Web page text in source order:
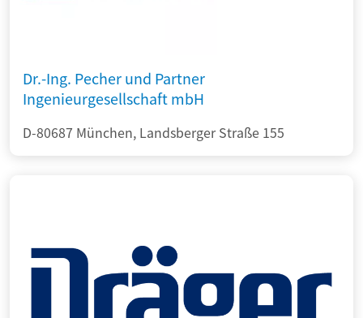
Dr.-Ing. Pecher und Partner
Ingenieurgesellschaft mbH
D-80687 München, Landsberger Straße 155